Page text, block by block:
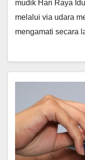
mudik Hari Raya
melalui via udara
mengamati secara